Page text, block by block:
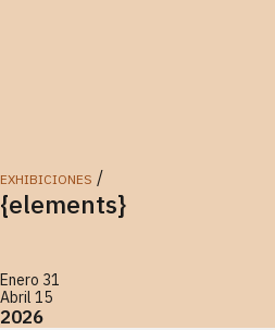
EXHIBICIONES /
{elements}
Enero 31
Abril 15
2026